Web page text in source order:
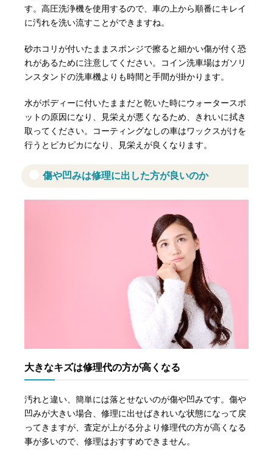
す。高圧洗浄機を使用するので、車の上から順番にキレイ
に汚れを洗い流すことができますね。
砂ホコリが付いたままスポンジで擦ると細かい傷が付く恐
れがあるために注意してください。コイン洗車場はガソリ
ンスタンドの洗車機よりも時間と手間が掛かります。
水がボディーに付いたままだと乾いた時にウォータースポ
ットの原因になり、見栄えが悪くなるため、きれいに拭き
取ってください。コーティングなしの車はワックスがけを
行うとピカピカになり、見栄えが良くなります。
傷や凹みは修理に出した方が良いのか
大きなキズは修理代の方が高くなる
汚れと違い、簡単には落とせないのが傷や凹みです。傷や
凹みが大きい場合、修理に出せばきれいな状態になって戻
ってきますが、査定が上がる分より修理代の方が高くなる
事が多いので、修理はおすすめできません。